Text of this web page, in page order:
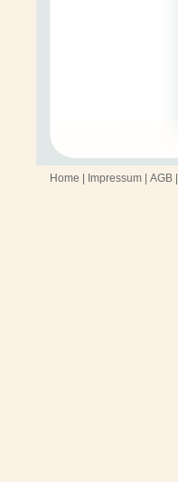
Home | Impressum | AGB |